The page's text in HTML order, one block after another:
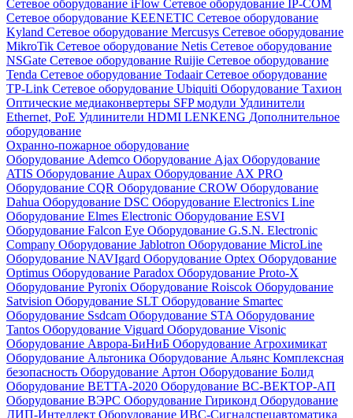
Сетевое оборудование iFlow Сетевое оборудование IP-COM
Сетевое оборудование KEENETIC Сетевое оборудование
Kyland Сетевое оборудование Mercusys Сетевое оборудование
MikroTik Сетевое оборудование Netis Сетевое оборудование
NSGate Сетевое оборудование Ruijie Сетевое оборудование
Tenda Сетевое оборудование TodaairСетевое оборудование
TP-Link Сетевое оборудование Ubiquiti Оборудование Тахион
Оптические медиаконвертеры SFP модули Удлинители
Ethernet, PoE Удлинители HDMI LENKENG Дополнительное
оборудование
Охранно-пожарное оборудование
Оборудование Ademco Оборудование Ajax Оборудование
ATIS Оборудование Aupax Оборудование AX PRO
Оборудование CQR Оборудование CROW Оборудование
Dahua Оборудование DSC Оборудование Electronics Line
Оборудование Elmes Electronic Оборудование ESVI
Оборудование Falcon Eye Оборудование G.S.N. Electronic
Company Оборудование Jablotron Оборудование MicroLine
Оборудование NAVIgard Оборудование Optex Оборудование
Optimus Оборудование Paradox Оборудование Proto-X
Оборудование Pyronix Оборудование Roiscok Оборудование
Satvision Оборудование SLT Оборудование Smartec
Оборудование Ssdcam Оборудование STA Оборудование
Tantos Оборудование Viguard Оборудование Visonic
Оборудование Аврора-БиНиБ Оборудование Агрохимикат
Оборудование Альтоника Оборудование Альянс Комплексная
безопасность Оборудование Артон Оборудование Болид
Оборудование ВЕТТА-2020 Оборудование ВС-ВЕКТОР-АП
Оборудование ВЭРС Оборудование Гириконд Оборудование
ДИП-Интеллект Оборудование ИВС-Сигналспецавтоматика